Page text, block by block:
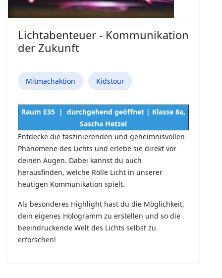
Lichtabenteuer - Kommunikation
der Zukunft
Mitmachaktion Kidstour
Raum E35 | durchgehend geöffnet | Klasse 8a,
Sascha Hetzel
Entdecke die faszinierenden und geheimnisvollen
Phänomene des Lichts und erlebe sie direkt vor
deinen Augen. Dabei kannst du auch
herausfinden, welche Rolle Licht in unserer
heutigen Kommunikation spielt.
Als besonderes Highlight hast du die Möglichkeit,
dein eigenes Hologramm zu erstellen und so die
beeindruckende Welt des Lichts selbst zu
erforschen!